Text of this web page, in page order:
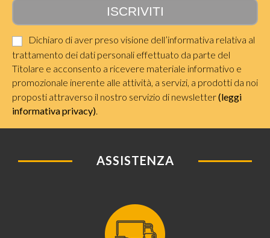
Dichiaro di aver preso visione dell’informativa relativa al
trattamento dei dati personali effettuato da parte del
Titolare e acconsento a ricevere materiale informativo e
promozionale inerente alle attività, a servizi, a prodotti da noi
proposti attraverso il nostro servizio di newsletter(leggi
informativa privacy).
ASSISTENZA